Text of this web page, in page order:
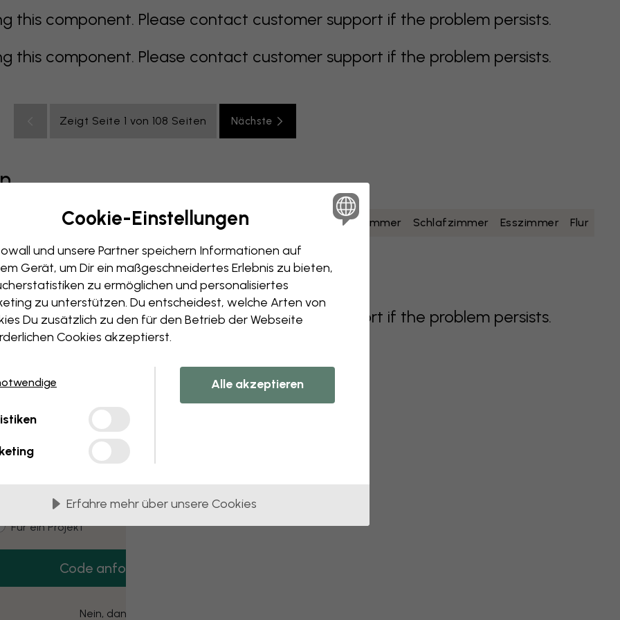
this component. Please contact customer support if the problem persists.
this component. Please contact customer support if the problem persists.
Zeigt Seite 1 von 108 Seiten Nächste
bunt orange rosa lila rot türkis Badezimmer Schlafzimmer Esszimmer Flur
Büro Jugendzimmer Dächer
this component. Please contact customer support if the problem persists.
3 kostenlose Muster
dir 3 Tapetenmuster gratis nach Hause.
type
Für mich
Für ein Projekt
Code anfordern
Nein, danke
Cookie-Einstellungen
und unsere Partner speichern Informationen auf
Gerät, um Dir ein maßgeschneidertes Erlebnis zu bieten,
zu ermöglichen und personalisiertes
zu unterstützen. Du entscheidest, welche Arten von
Du zusätzlich zu den für den Betrieb der Webseite
Cookies akzeptierst.
Alle akzeptieren
Erfahre mehr über unsere Cookies